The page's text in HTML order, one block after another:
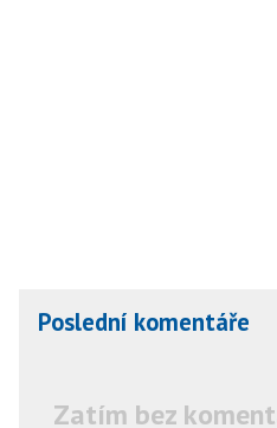
Poslední komentáře
Zatím bez